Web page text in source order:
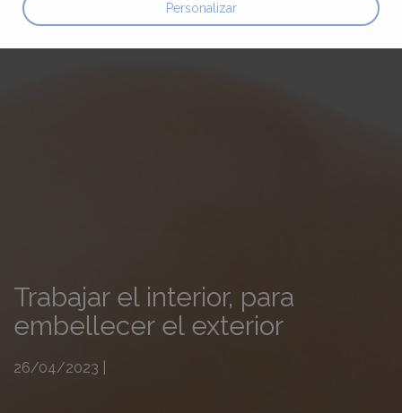
Trabajar el interior, para
embellecer el exterior
26/04/2023
Personalizar